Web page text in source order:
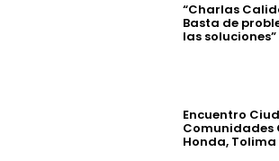
“Charlas
Basta de
las
Encuentro
Comunidades
Honda, Tolima